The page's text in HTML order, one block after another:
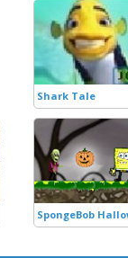
Shark Tale
SpongeBob